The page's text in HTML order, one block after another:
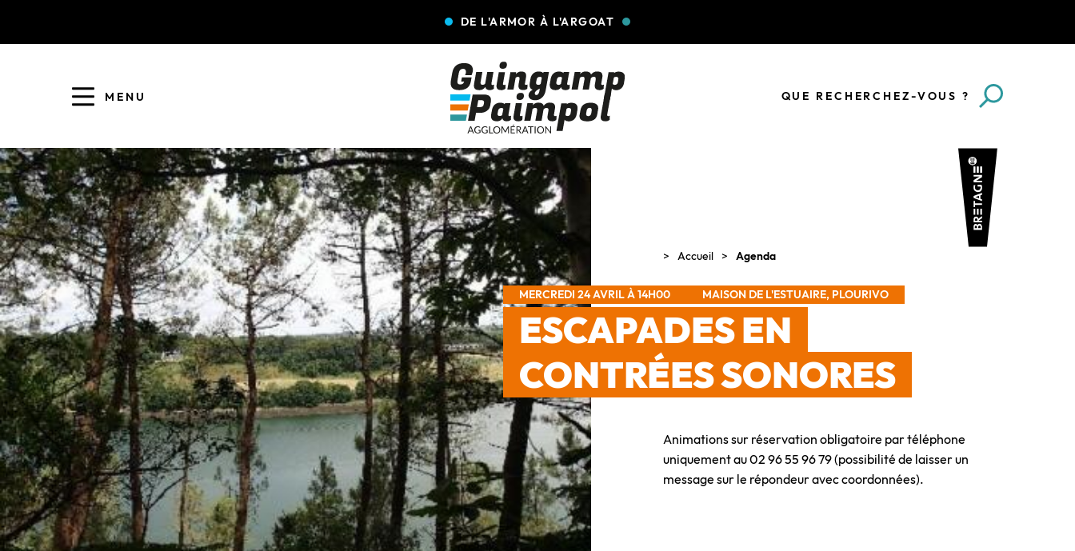
DE L'ARMOR À L'ARGOAT
MENU QUE RECHERCHEZ-VOUS ?
ENFANCE JEUNESSE L'AGGLO' RECRUTE
ASSOCIATIONS PISCINES
Accueil Agenda
MERCREDI 24 AVRIL À 14H00 MAISON DE L'ESTUAIRE, PLOURIVO
ESCAPADES EN
CONTRÉES SONORES
Animations sur réservation obligatoire par téléphone
uniquement au 02 96 55 96 79 (possibilité de laisser un
message sur le répondeur avec coordonnées).